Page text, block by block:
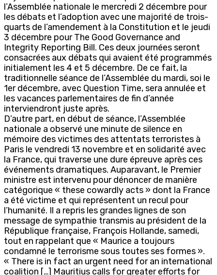
l’Assemblée nationale le mercredi 2 décembre pour
les débats et l’adoption avec une majorité de trois-
quarts de l’amendement à la Constitution et le jeudi
3 décembre pour The Good Governance and
Integrity Reporting Bill. Ces deux journées seront
consacrées aux débats qui avaient été programmés
initialement les 4 et 5 décembre. De ce fait, la
traditionnelle séance de l’Assemblée du mardi, soi le
1er décembre, avec Question Time, sera annulée et
les vacances parlementaires de fin d’année
interviendront juste après.
D’autre part, en début de séance, l’Assemblée
nationale a observé une minute de silence en
mémoire des victimes des attentats terroristes à
Paris le vendredi 13 novembre et en solidarité avec
la France, qui traverse une dure épreuve après ces
événements dramatiques. Auparavant, le Premier
ministre est intervenu pour dénoncer de manière
catégorique « these cowardly acts » dont la France
a été victime et qui représentent un recul pour
l’humanité. Il a repris les grandes lignes de son
message de sympathie transmis au président de la
République française, François Hollande, samedi,
tout en rappelant que « Maurice a toujours
condamné le terrorisme sous toutes ses formes ».
« There is in fact an urgent need for an international
coalition […] Mauritius calls for greater efforts for